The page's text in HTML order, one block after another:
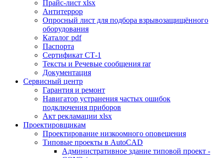
Прайс-лист xlsx
Антитеррор
Опросный лист для подбора взрывозащищённого
оборудования
Каталог pdf
Паспорта
Сертификат СТ-1
Тексты и Речевые сообщения rar
Документация
Сервисный центр
Гарантия и ремонт
Навигатор устранения частых ошибок
подключения приборов
Акт рекламации xlsx
Проектировщикам
Проектирование низкоомного оповещения
Типовые проекты в AutoCAD
Административное здание типовой проект -